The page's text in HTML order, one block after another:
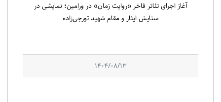
آغاز اجرای تئاتر فاخر «روایت زمان» در ورامین؛ نمایشی در
ستایش ایثار و مقام شهید تورجی‌زاده
1404/08/13